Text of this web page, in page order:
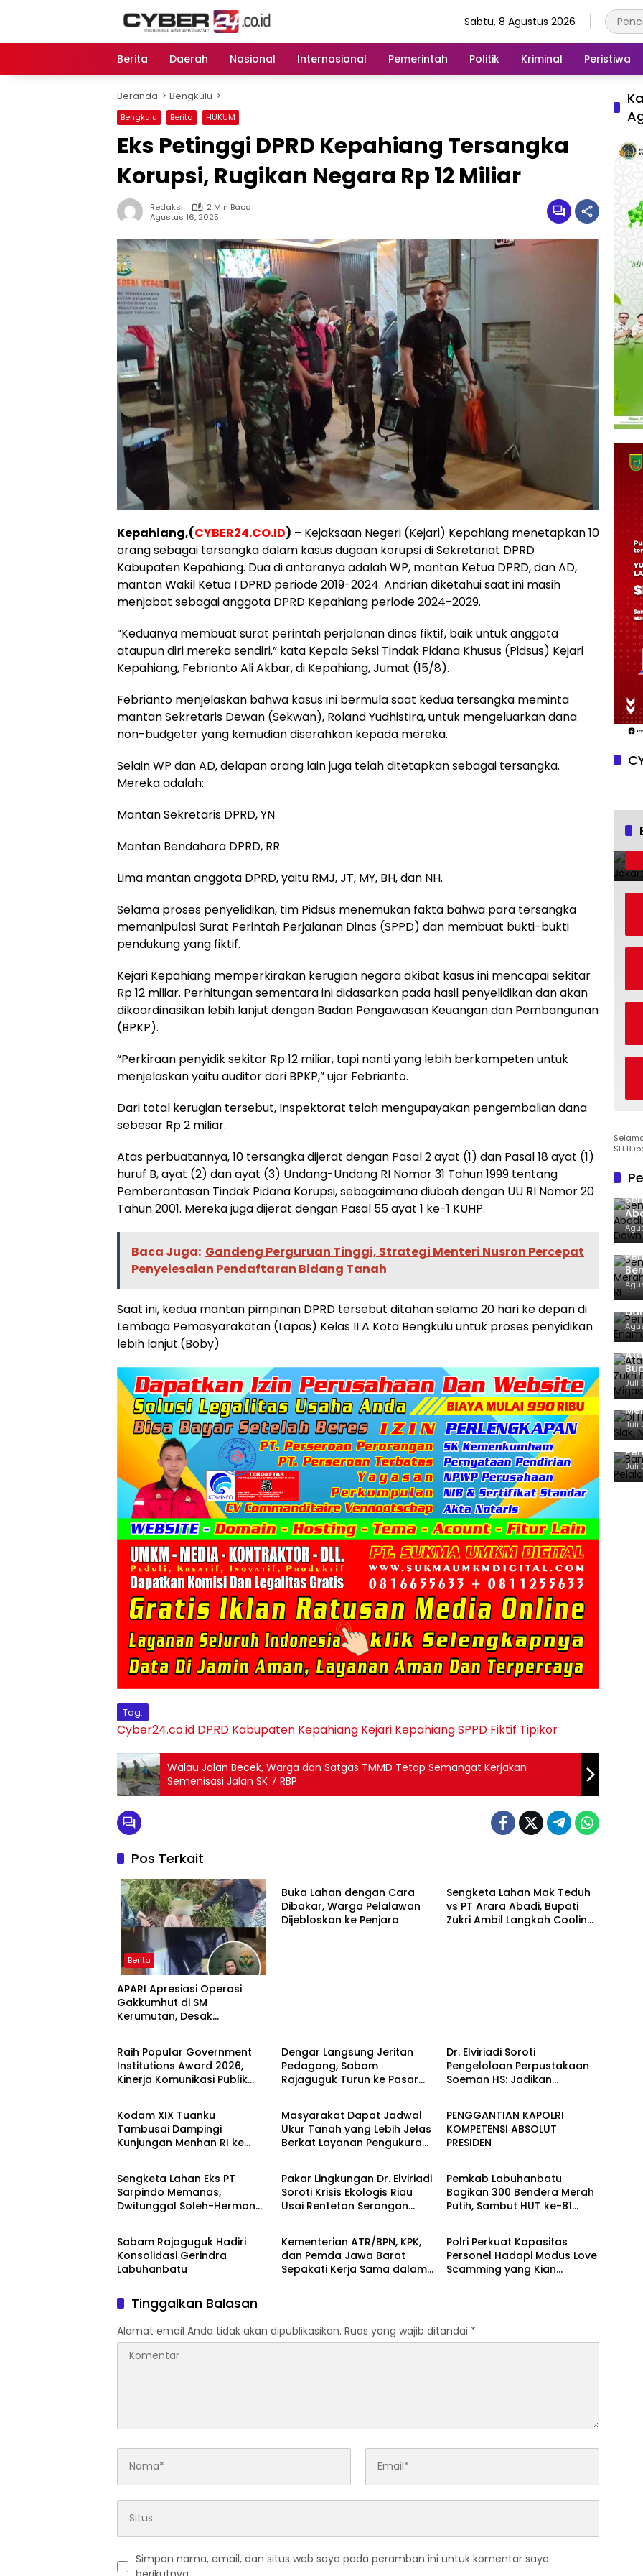
Sabtu, 8 Agustus 2026
Berita Daerah Nasional Internasional Pemerintah Politik Kriminal Peristiwa
Beranda Bengkulu
Bengkulu Berita HUKUM
Eks Petinggi DPRD Kepahiang Tersangka
Korupsi, Rugikan Negara Rp 12 Miliar
Redaksi
2 Min Baca
Agustus 16, 2025
Kepahiang,(CYBER24.CO.ID) – Kejaksaan Negeri (Kejari) Kepahiang menetapkan 10
orang sebagai tersangka dalam kasus dugaan korupsi di Sekretariat DPRD
Kabupaten Kepahiang. Dua di antaranya adalah WP, mantan Ketua DPRD, dan AD,
mantan Wakil Ketua I DPRD periode 2019-2024. Andrian diketahui saat ini masih
menjabat sebagai anggota DPRD Kepahiang periode 2024-2029.
“Keduanya membuat surat perintah perjalanan dinas fiktif, baik untuk anggota
ataupun diri mereka sendiri,” kata Kepala Seksi Tindak Pidana Khusus (Pidsus) Kejari
Kepahiang, Febrianto Ali Akbar, di Kepahiang, Jumat (15/8).
Febrianto menjelaskan bahwa kasus ini bermula saat kedua tersangka meminta
mantan Sekretaris Dewan (Sekwan), Roland Yudhistira, untuk mengeluarkan dana
non-budgeter yang kemudian diserahkan kepada mereka.
Selain WP dan AD, delapan orang lain juga telah ditetapkan sebagai tersangka.
Mereka adalah:
Mantan Sekretaris DPRD, YN
Mantan Bendahara DPRD, RR
Lima mantan anggota DPRD, yaitu RMJ, JT, MY, BH, dan NH.
Selama proses penyelidikan, tim Pidsus menemukan fakta bahwa para tersangka
memanipulasi Surat Perintah Perjalanan Dinas (SPPD) dan membuat bukti-bukti
pendukung yang fiktif.
Kejari Kepahiang memperkirakan kerugian negara akibat kasus ini mencapai sekitar
Rp 12 miliar. Perhitungan sementara ini didasarkan pada hasil penyelidikan dan akan
dikoordinasikan lebih lanjut dengan Badan Pengawasan Keuangan dan Pembangunan
(BPKP).
“Perkiraan penyidik sekitar Rp 12 miliar, tapi nanti yang lebih berkompeten untuk
menjelaskan yaitu auditor dari BPKP,” ujar Febrianto.
Dari total kerugian tersebut, Inspektorat telah mengupayakan pengembalian dana
sebesar Rp 2 miliar.
Atas perbuatannya, 10 tersangka dijerat dengan Pasal 2 ayat (1) dan Pasal 18 ayat (1)
huruf B, ayat (2) dan ayat (3) Undang-Undang RI Nomor 31 Tahun 1999 tentang
Pemberantasan Tindak Pidana Korupsi, sebagaimana diubah dengan UU RI Nomor 20
Tahun 2001. Mereka juga dijerat dengan Pasal 55 ayat 1 ke-1 KUHP.
Baca Juga: Gandeng Perguruan Tinggi, Strategi Menteri Nusron Percepat
Penyelesaian Pendaftaran Bidang Tanah
Saat ini, kedua mantan pimpinan DPRD tersebut ditahan selama 20 hari ke depan di
Lembaga Pemasyarakatan (Lapas) Kelas II A Kota Bengkulu untuk proses penyidikan
lebih lanjut.(Boby)
Tag:
Cyber24.co.id DPRD Kabupaten Kepahiang Kejari KepahiangSPPD Fiktif Tipikor
Walau Jalan Becek, Warga dan Satgas TMMD Tetap Semangat Kerjakan
Semenisasi Jalan SK 7 RBP
Pos Terkait
Berita
APARI Apresiasi Operasi
Gakkumhut di SM
Kerumutan, Desak
Buka Lahan dengan Cara
Dibakar, Warga Pelalawan
Dijebloskan ke Penjara
Sengketa Lahan Mak Teduh
vs PT Arara Abadi, Bupati
Zukri Ambil Langkah Cooling
Berita
Raih Popular Government
Institutions Award 2026,
Kinerja Komunikasi Publik
Dengar Langsung Jeritan
Pedagang, Sabam
Rajaguguk Turun ke Pasar
Dr. Elviriadi Soroti
Pengelolaan Perpustakaan
Soeman HS: Jadikan
Intelektual
Berita
Kodam XIX Tuanku
Tambusai Dampingi
Kunjungan Menhan RI ke
Satuan
Berita
Masyarakat Dapat Jadwal
Ukur Tanah yang Lebih Jelas
Berkat Layanan Pengukuran
Berita
PENGGANTIAN KAPOLRI
KOMPETENSI ABSOLUT
PRESIDEN
Berita
Sengketa Lahan Eks PT
Sarpindo Memanas,
Dwitunggal Soleh-Herman
Berita
Pakar Lingkungan Dr. Elviriadi
Soroti Krisis Ekologis Riau
Usai Rentetan Serangan
Beruang Terhadap Warga
Berita
Pemkab Labuhanbatu
Bagikan 300 Bendera Merah
Putih, Sambut HUT ke-81
Berita
Sabam Rajaguguk Hadiri
Konsolidasi Gerindra
Labuhanbatu
Berita
Kementerian ATR/BPN, KPK,
dan Pemda Jawa Barat
Sepakati Kerja Sama dalam
Berita
Polri Perkuat Kapasitas
Personel Hadapi Modus Love
Scamming yang Kian
Tinggalkan Balasan
Alamat email Anda tidak akan dipublikasikan. Ruas yang wajib ditandai *
Simpan nama, email, dan situs web saya pada peramban ini untuk komentar saya
SH
Juli
Di
Juli
Juli